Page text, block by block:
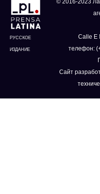
РУССКОЕ
ИЗДАНИЕ
© 2016-2023
Calle E
телефон:
Сайт